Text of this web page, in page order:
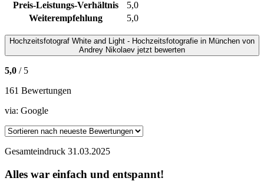
Preis-Leistungs-Verhältnis
5,0
Weiterempfehlung
5,0
Hochzeitsfotograf White and Light - Hochzeitsfotografie in München von
Andrey Nikolaev jetzt bewerten
5,0 / 5
161 Bewertungen
via: Google
Gesamteindruck 31.03.2025
Alles war einfach und entspannt!